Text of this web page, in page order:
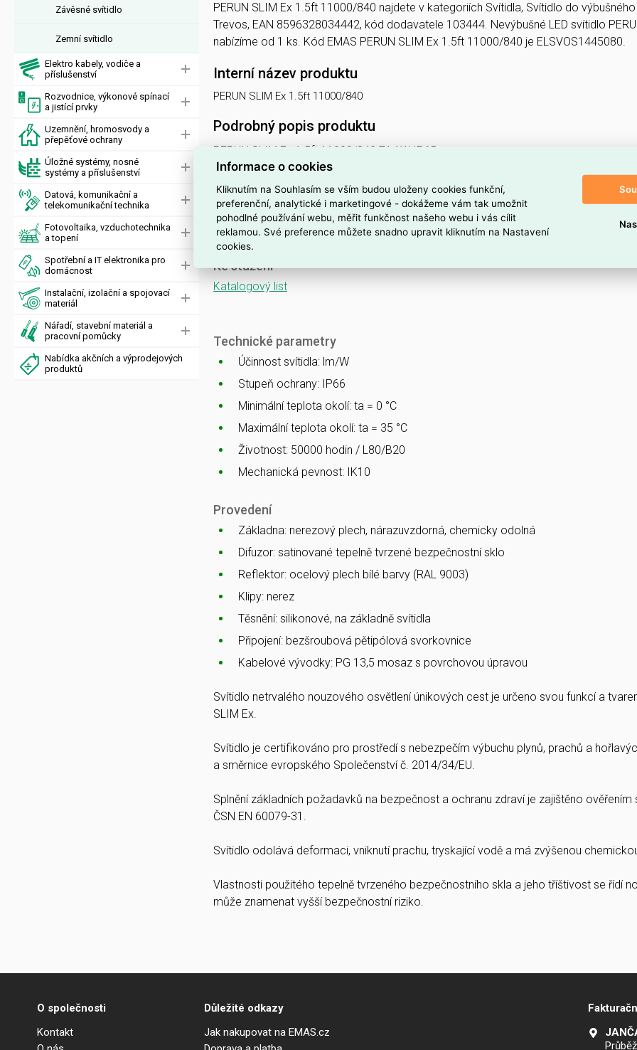
Závěsné svítidlo
Zemní svítidlo
Elektro kabely, vodiče a
příslušenství
Rozvodnice, výkonové spínací
a jistící prvky
Uzemnění, hromosvody a
přepěťové ochrany
Úložné systémy, nosné
systémy a příslušenství
Datová, komunikační a
telekomunikační technika
Fotovoltaika, vzduchotechnika
a topení
Spotřební a IT elektronika pro
domácnost
Instalační, izolační a spojovací
materiál
Nářadí, stavební materiál a
pracovní pomůcky
Nabídka akčních a výprodejových
produktů
PERUN SLIM Ex 1.5ft 11000/840 najdete v kategoriích Svítidla, Svítidlo do
Trevos, EAN 8596328034442, kód dodavatele 103444. Nevýbušné LED svítidlo
nabízíme od 1 ks. Kód EMAS PERUN SLIM Ex 1.5ft 11000/840 je ELSVOS1445080.
Interní název produktu
PERUN SLIM Ex 1.5ft 11000/840
Podrobný popis produktu
PERUN SLIM Ex 1.5ft 11000/840 71,1W IP65
svítidlo průmyslové do prostředí s nebezpečím výbuchu Ex II 3GD, 1x11000lm,
PERUN SLIM Ex NM
nouzové a orientační
Ke stažení
Katalogový list
Technické parametry
Účinnost svítidla: lm/W
Stupeň ochrany: IP66
Minimální teplota okolí: ta = 0 °C
Maximální teplota okolí: ta = 35 °C
Životnost: 50000 hodin / L80/B20
Mechanická pevnost: IK10
Provedení
Základna: nerezový plech, nárazuvzdorná, chemicky odolná
Difuzor: satinované tepelně tvrzené bezpečnostní sklo
Reflektor: ocelový plech bílé barvy (RAL 9003)
Klipy: nerez
Těsnění: silikonové, na základně svítidla
Připojení: bezšroubová pětipólová svorkovnice
Kabelové vývodky: PG 13,5 mosaz s povrchovou úpravou
Svítidlo netrvalého nouzového osvětlení únikových cest je určeno svou funkcí a
SLIM Ex.
Svítidlo je certifikováno pro prostředí s nebezpečím výbuchu plynů, prachů a
a směrnice evropského Společenství č. 2014/34/EU.
Splnění základních požadavků na bezpečnost a ochranu zdraví je zajištěno
ČSN EN 60079-31.
Svítidlo odolává deformaci, vniknutí prachu, tryskající vodě a má zvýšenou
Vlastnosti použitého tepelně tvrzeného bezpečnostního skla a jeho tříštivost se řídí
může znamenat vyšší bezpečnostní riziko.
O společnosti
Kontakt
Důležité odkazy
Jak nakupovat na EMAS.cz
Informace o cookies
Kliknutím na Souhlasím se vším budou uloženy cookies funkční,
preferenční, analytické i marketingové - dokážeme vám tak umožnit
pohodlné používání webu, měřit funkčnost našeho webu i vás cílit
reklamou. Své preference můžete snadno upravit kliknutím na Nastavení
cookies.